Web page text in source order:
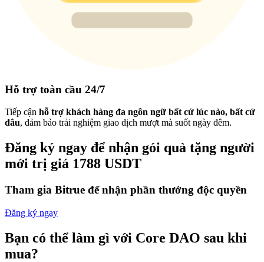
Hỗ trợ toàn cầu 24/7
Tiếp cận hỗ trợ khách hàng đa ngôn ngữ bất cứ lúc nào, bất cứ
đâu, đảm bảo trải nghiệm giao dịch mượt mà suốt ngày đêm.
Đăng ký ngay để nhận gói quà tặng người
mới trị giá 1788 USDT
Tham gia Bitrue để nhận phần thưởng độc quyền
Đăng ký ngay
Bạn có thể làm gì với Core DAO sau khi
mua?